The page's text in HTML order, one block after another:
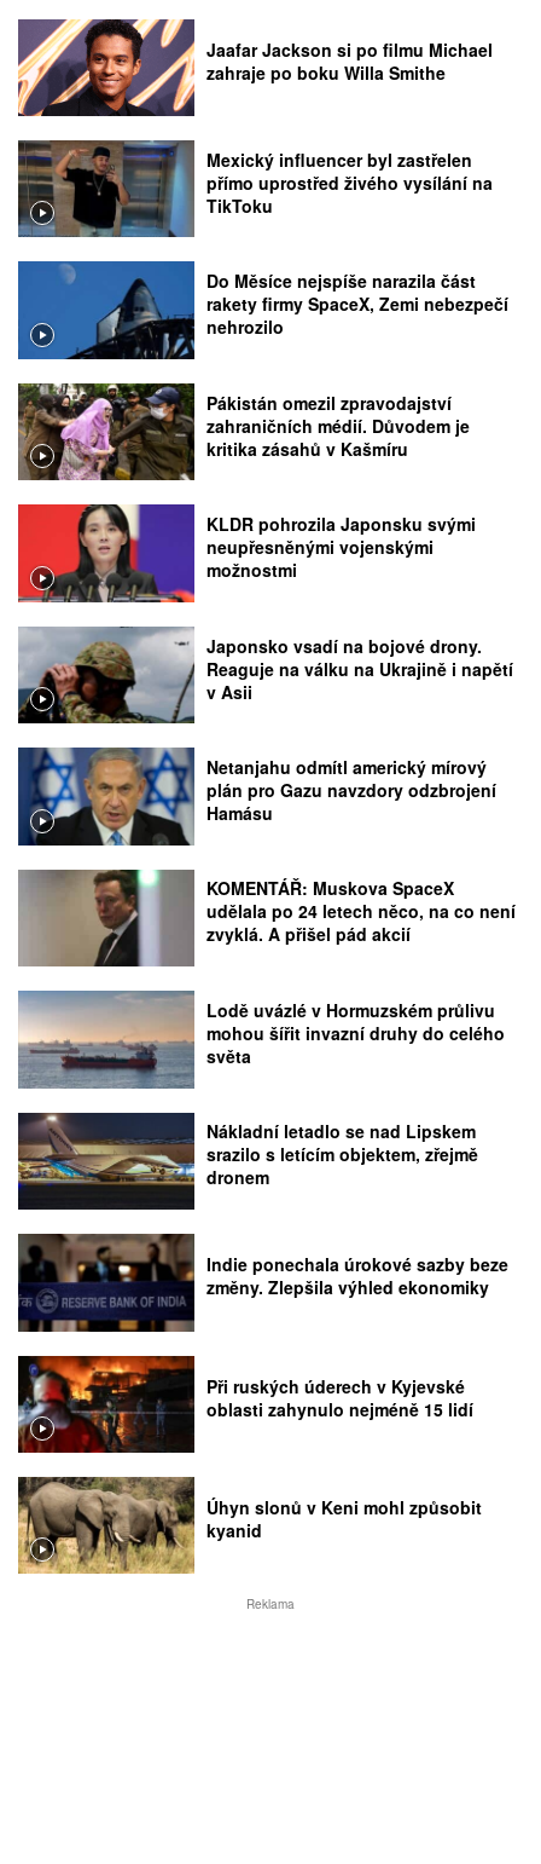
Jaafar Jackson si po filmu Michael
zahraje po boku Willa Smithe
Mexický influencer byl zastřelen
přímo uprostřed živého vysílání na
TikToku
Do Měsíce nejspíše narazila část
rakety firmy SpaceX, Zemi nebezpečí
nehrozilo
Pákistán omezil zpravodajství
zahraničních médií. Důvodem je
kritika zásahů v Kašmíru
KLDR pohrozila Japonsku svými
neupřesněnými vojenskými
možnostmi
Japonsko vsadí na bojové drony.
Reaguje na válku na Ukrajině i napětí
v Asii
Netanjahu odmítl americký mírový
plán pro Gazu navzdory odzbrojení
Hamásu
KOMENTÁŘ: Muskova SpaceX
udělala po 24 letech něco, na co není
zvyklá. A přišel pád akcií
Lodě uvázlé v Hormuzském průlivu
mohou šířit invazní druhy do celého
světa
Nákladní letadlo se nad Lipskem
srazilo s letícím objektem, zřejmě
dronem
Indie ponechala úrokové sazby beze
změny. Zlepšila výhled ekonomiky
Při ruských úderech v Kyjevské
oblasti zahynulo nejméně 15 lidí
Úhyn slonů v Keni mohl způsobit
kyanid
Reklama